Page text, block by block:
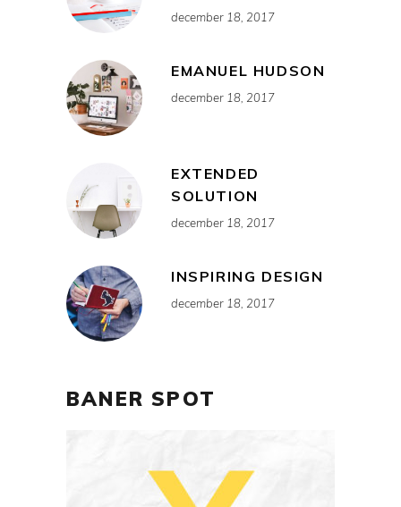
december 18, 2017
EMANUEL HUDSON
december 18, 2017
EXTENDED
SOLUTION
december 18, 2017
INSPIRING DESIGN
december 18, 2017
BANER SPOT